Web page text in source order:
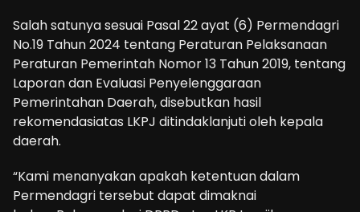
Salah satunya sesuai Pasal 22 ayat (6) Permendagri
No.19 Tahun 2024 tentang Peraturan Pelaksanaan
Peraturan Pemerintah Nomor 13 Tahun 2019, tentang
Laporan dan Evaluasi Penyelenggaraan
Pemerintahan Daerah, disebutkan hasil
rekomendasiatas LKPJ ditindaklanjuti oleh kepala
daerah.
“Kami menanyakan apakah ketentuan dalam
Permendagri tersebut dapat dimaknai